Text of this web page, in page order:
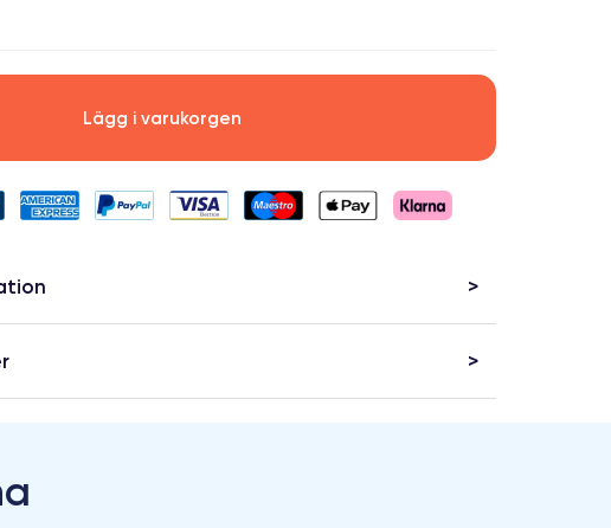
Lägg i varukorgen